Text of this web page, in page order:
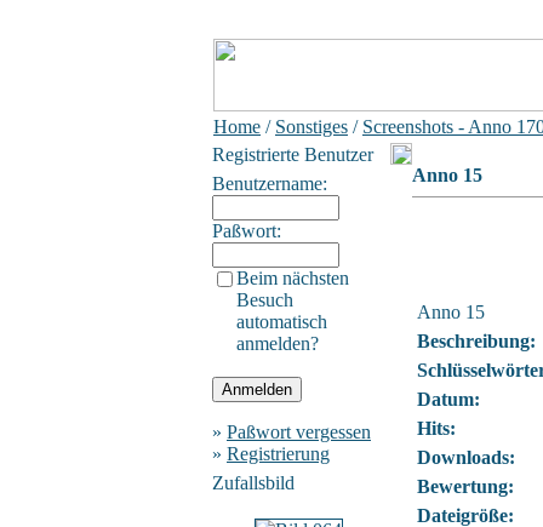
Home / Sonstiges / Screenshots - Anno
Registrierte Benutzer
Benutzername:
Paßwort:
Beim nächsten
Besuch
automatisch
anmelden?
» Paßwort vergessen
» Registrierung
Zufallsbild
Anno 15
Anno 15
Beschreibung:
Datum:
Hits:
Downloads:
Bewertung:
Dateigröße: